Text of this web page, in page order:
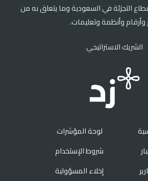
التجزئة في السعودية وما يتعلق به من
وأرقام وأنظمة وتعليمات.
الشريك الاستراتيجي
لوحة المؤشرات
شروط الإستخدام
إخلاء المسؤولية